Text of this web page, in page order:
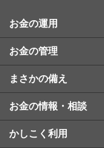
お金の運用
お金の管理
まさかの備え
お金の情報・相談
かしこく利用